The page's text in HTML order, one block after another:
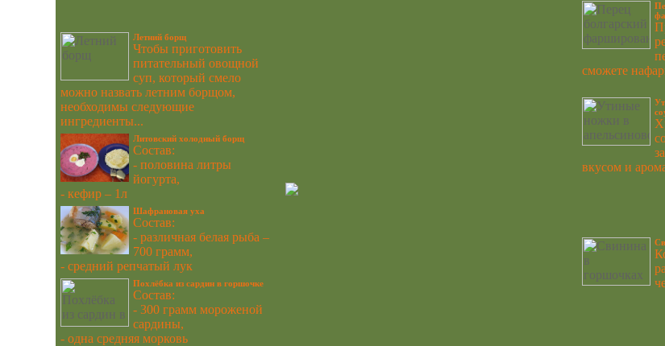
Летний борщ
Чтобы приготовить
питательный овощной
суп, который смело
можно назвать летним борщом,
необходимы следующие
ингредиенты...
Литовский холодный борщ
Состав:
- половина литры
йогурта,
- кефир – 1л
Шафрановая уха
Состав:
- различная белая рыба –
700 грамм,
- средний репчатый лук
Похлёбка из сардин в горшочке
Состав:
- 300 грамм мороженой
сардины,
- одна средняя морковь
сможете
вкусом и